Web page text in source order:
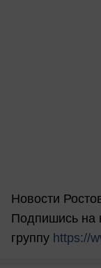
Новости
Подпишись на
группу https://